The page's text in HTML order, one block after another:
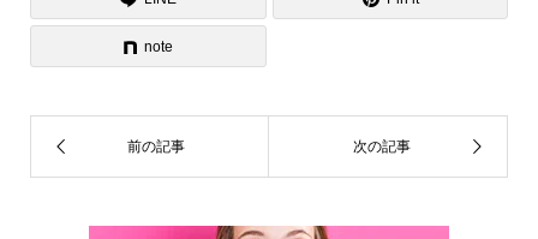
g
e
st
b
o
k
note